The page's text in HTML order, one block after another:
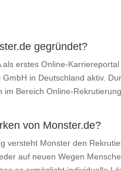
gegründet?
erstes Online-
in Deutschland aktiv.
im Bereich Online-
von Monster.de?
versteht Monster den
auf neuen Wegen